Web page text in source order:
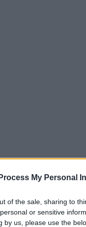
My Personal
of the sale, sharing to
or sensitive
by us, please use the
Η εξομολόγηση
της και την ιδέα